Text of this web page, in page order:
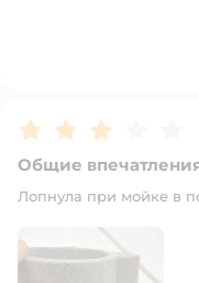
Рейтинг:3
Общие
Лопнула при мойке в